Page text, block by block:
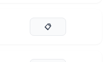
📋